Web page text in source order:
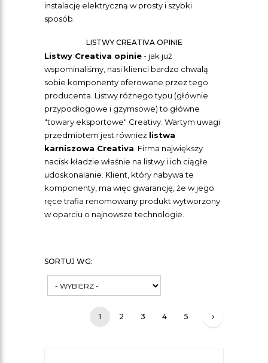
instalację elektryczną w prosty i szybki
sposób.
LISTWY CREATIVA OPINIE
Listwy Creativa opinie- jak już
wspominaliśmy, nasi klienci bardzo chwalą
sobie komponenty oferowane przez tego
producenta. Listwy różnego typu (głównie
przypodłogowe i gzymsowe) to główne
"towary eksportowe" Creativy. Wartym uwagi
przedmiotem jest również listwa
karniszowa Creativa . Firma największy
nacisk kładzie właśnie na listwy i ich ciągłe
udoskonalanie. Klient, który nabywa te
komponenty, ma więc gwarancję, że w jego
ręce trafia renomowany produkt wytworzony
w oparciu o najnowsze technologie.
SORTUJ WG:
1 2 3 4 5